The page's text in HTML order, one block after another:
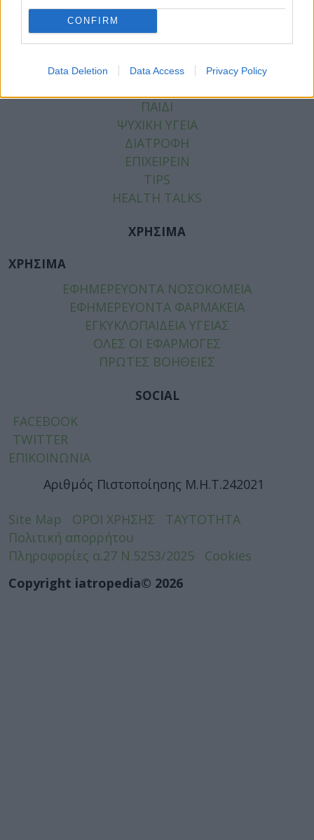
CONFIRM
Data Deletion Data Access Privacy Policy
ΚΑΤΗΓΟΡΙΕΣ
ΕΙΔΗΣΕΙΣ
ΠΑΙΔΙ
ΨΥΧΙΚΗ ΥΓΕΙΑ
ΔΙΑΤΡΟΦΗ
ΕΠΙΧΕΙΡΕΙΝ
TIPS
HEALTH TALKS
ΧΡΗΣΙΜΑ
ΧΡΗΣΙΜΑ
ΕΦΗΜΕΡΕΥΟΝΤΑ ΝΟΣΟΚΟΜΕΙΑ
ΕΦΗΜΕΡΕΥΟΝΤΑ ΦΑΡΜΑΚΕΙΑ
ΕΓΚΥΚΛΟΠΑΙΔΕΙΑ ΥΓΕΙΑΣ
ΟΛΕΣ ΟΙ ΕΦΑΡΜΟΓΕΣ
ΠΡΩΤΕΣ ΒΟΗΘΕΙΕΣ
SOCIAL
FACEBOOK
TWITTER
ΕΠΙΚΟΙΝΩΝΙΑ
Αριθμός Πιστοποίησης Μ.Η.Τ.242021
Site Map ΟΡΟΙ ΧΡΗΣΗΣ
ΤΑΥΤΟΤΗΤΑ
Πολιτική απορρήτου
Πληροφορίες α.27 Ν.5253/2025
Cookies
Copyright iatropedia© 2026